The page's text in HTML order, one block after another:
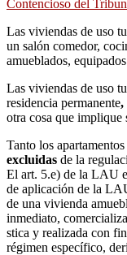
Contencioso del
Las viviendas de uso
un salón comedor,
amueblados,
Las viviendas de uso
residencia permanente,
otra cosa que
Tanto los
excluidas de la
El art. 5.e) de la LAU
de aplicación de la
de una vivienda
inmediato,
stica y realizada con
régimen específico,